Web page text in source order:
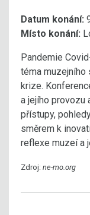
Datum konání:
Místo konání:
Pandemie
téma muzejního
krize.
a jejího provozu
přístupy,
směrem k
reflexe muzeí a
Zdroj: ne-mo.org